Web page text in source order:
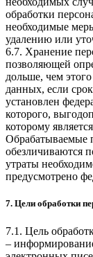
обработки
необходимые
удалению или
6.7. Хранение
позволяющей
дольше, чем
данных, если
установлен
которого,
которому
Обрабатываемые
обезличиваются
утраты
предусмотрено
7. Цели обработки
7.1. Цель
–